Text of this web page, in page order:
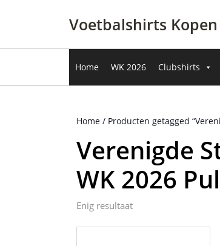
inhoud
Voetbalshirts Kopen
Home WK 2026 Clubshirts
Home / Producten getagged
Verenigde
WK 2026
Enig resultaat